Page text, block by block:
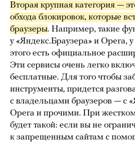
Вторая крупная категория —
обхода блокировок, которые
браузеры. Например, такие
у «Яндекс.Браузера» и Opera,
этого есть официальное
Эти сервисы очень легко
бесплатные. Для того чтобы
инструменты, придется
с владельцами браузеров — с
Opera и прочими. При
будет такой: если вы не
к запрещенным сайтам с